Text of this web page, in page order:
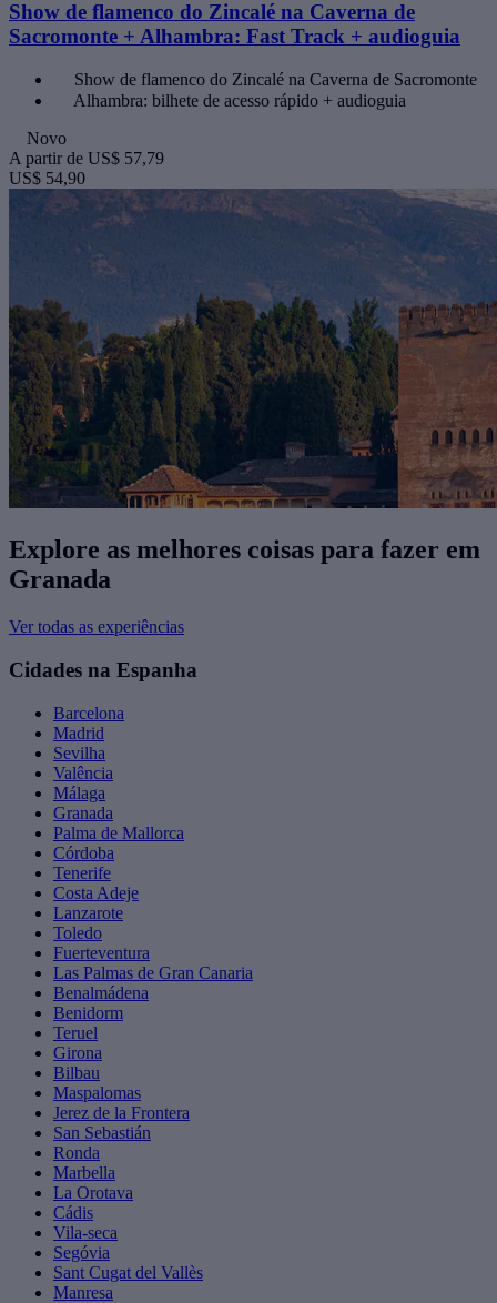
Show de flamenco do Zincalé na Caverna de
Sacromonte + Alhambra: Fast Track + audioguia
Show de flamenco do Zincalé na Caverna de Sacromonte
Alhambra: bilhete de acesso rápido + audioguia
Novo
A partir de US$ 57,79
US$ 54,90
Explore as melhores coisas para fazer ​em
Granada
Ver todas as experiências
Cidades na Espanha
Barcelona
Madrid
Sevilha
Valência
Málaga
Granada
Palma de Mallorca
Córdoba
Tenerife
Costa Adeje
Lanzarote
Toledo
Fuerteventura
Las Palmas de Gran Canaria
Benalmádena
Benidorm
Teruel
Girona
Bilbau
Maspalomas
Jerez de la Frontera
San Sebastián
Ronda
Marbella
La Orotava
Cádis
Vila-seca
Segóvia
Sant Cugat del Vallès
Manresa